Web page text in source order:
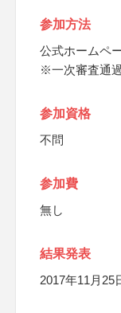
参加方法
公式ホームペ
※一次審査通
参加資格
不問
参加費
無し
結果発表
2017年11月25